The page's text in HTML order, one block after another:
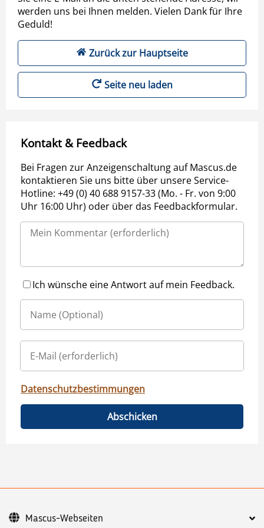
werden uns bei Ihnen melden. Vielen Dank für Ihre
Geduld!
Zurück zur Hauptseite
Seite neu laden
Kontakt & Feedback
Bei Fragen zur Anzeigenschaltung auf Mascus.de
kontaktieren Sie uns bitte über unsere Service-
Hotline: +49 (0) 40 688 9157-33 (Mo. - Fr. von 9:00
Uhr 16:00 Uhr) oder über das Feedbackformular.
Ich wünsche eine Antwort auf mein Feedback.
Datenschutzbestimmungen
Abschicken
Mascus-Webseiten